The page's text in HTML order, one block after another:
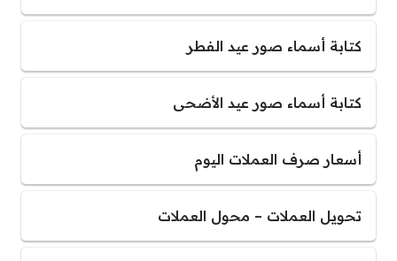
كتابة أسماء صور عيد الفطر
كتابة أسماء صور عيد الأضحى
أسعار صرف العملات اليوم
تحويل العملات – محول العملات